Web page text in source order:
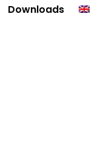
Downloads